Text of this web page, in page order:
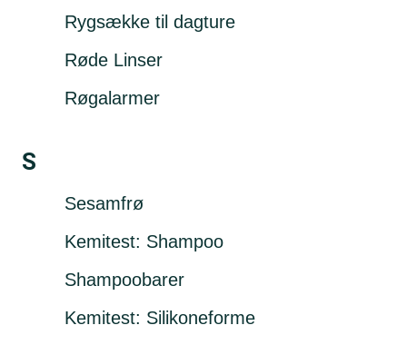
Rygsække til dagture
Røde Linser
Røgalarmer
S
Sesamfrø
Kemitest: Shampoo
Shampoobarer
Kemitest: Silikoneforme